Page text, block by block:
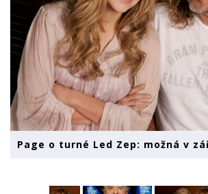
Page o turné Led Zep: možná v